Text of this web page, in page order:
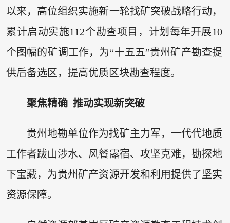
以来，高位组织实施新一轮找矿突破战略行动，
累计启动实施112个勘查项目，计划每年开展10
个图幅的矿调工作，为“十五五”贵州矿产勘查提
供后备选区，提高优质区块勘查程度。
聚焦精确 推动实现新突破
贵州地勘单位作为找矿主力军，一代代地质
工作者跋山涉水、风餐露宿、攻坚克难，勘探地
下宝藏，为贵州矿产资源开发和利用提供了坚实
资源保障。